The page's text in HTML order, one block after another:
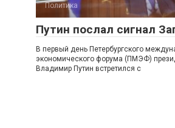
Политика
Путин послал сигнал
В первый день Петербургского
экономического форума (ПМЭФ)
Владимир Путин встретился с